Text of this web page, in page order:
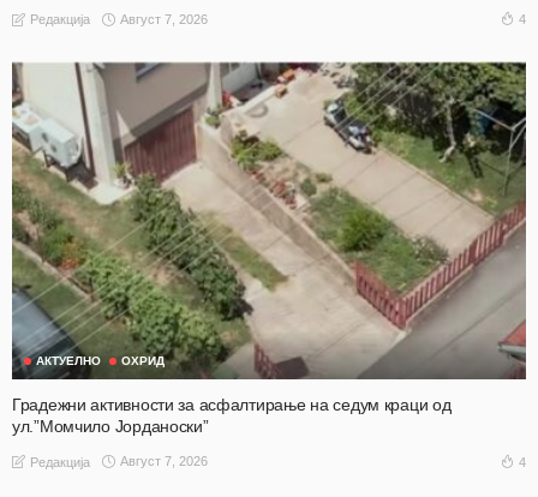
Редакција Август 7, 2026 4
АКТУЕЛНО ОХРИД
Градежни активности за асфалтирање на седум краци од
ул.”Момчило Јорданоски”
Редакција Август 7, 2026 4